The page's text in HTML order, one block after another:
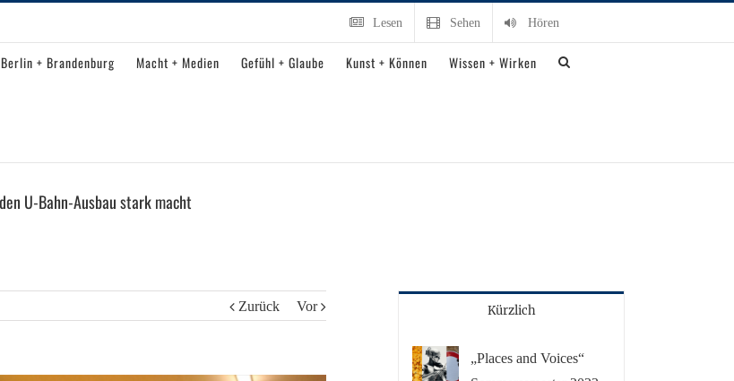
Lesen Sehen Hören
Berlin + Brandenburg Macht + Medien Gefühl + Glaube Kunst + Können Wissen + Wirken
U-Bahn-Ausbau stark macht
Zurück Vor Kürzlich
„Places and Voices“